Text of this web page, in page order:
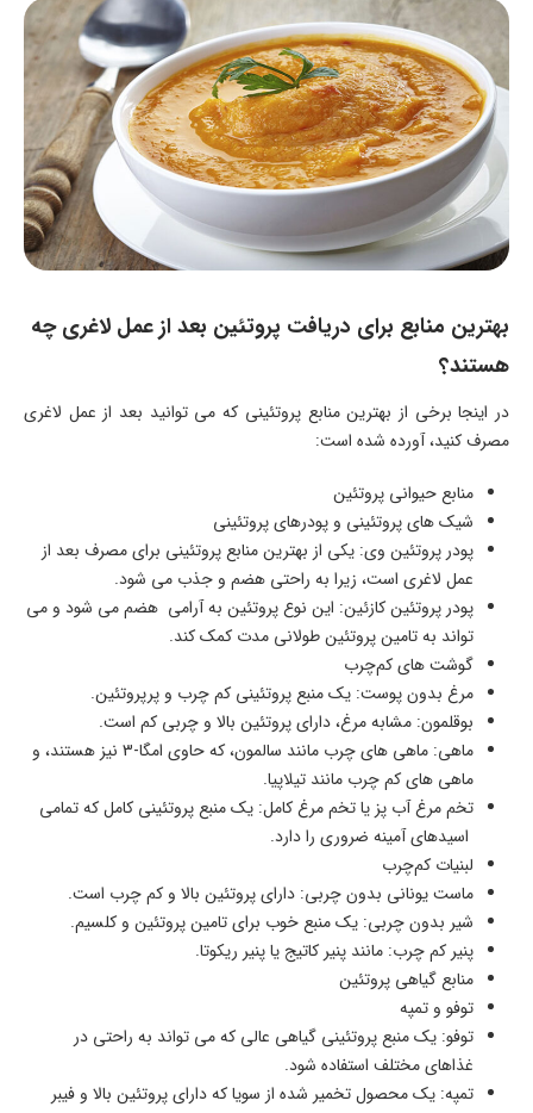
بهترین منابع برای دریافت پروتئین بعد از عمل لاغری چه
هستند؟
در اینجا برخی از بهترین منابع پروتئینی که می ‌توانید بعد از عمل لاغری
مصرف کنید، آورده شده است:
منابع حیوانی پروتئین
شیک ‌های پروتئینی و پودرهای پروتئینی
پودر پروتئین وی: یکی از بهترین منابع پروتئینی برای مصرف بعد از
عمل لاغری است، زیرا به راحتی هضم و جذب می ‌شود.
پودر پروتئین کازئین: این نوع پروتئین به آرامی هضم می ‌شود و می
‌تواند به تامین پروتئین طولانی ‌مدت کمک کند.
گوشت ‌های کم‌چرب
مرغ بدون پوست: یک منبع پروتئینی کم ‌چرب و پرپروتئین.
بوقلمون: مشابه مرغ، دارای پروتئین بالا و چربی کم است.
ماهی: ماهی ‌های چرب مانند سالمون، که حاوی امگا-3 نیز هستند، و
ماهی ‌های کم ‌چرب مانند تیلاپیا.
تخم ‌مرغ آب ‌پز یا تخم ‌مرغ کامل: یک منبع پروتئینی کامل که تمامی
اسیدهای آمینه ضروری را دارد.
لبنیات کم‌چرب
ماست یونانی بدون چربی: دارای پروتئین بالا و کم‌ چرب است.
شیر بدون چربی: یک منبع خوب برای تامین پروتئین و کلسیم.
پنیر کم‌ چرب: مانند پنیر کاتیج یا پنیر ریکوتا.
منابع گیاهی پروتئین
توفو و تمپه
توفو: یک منبع پروتئینی گیاهی عالی که می ‌تواند به راحتی در
غذاهای مختلف استفاده شود.
تمپه: یک محصول تخمیر شده از سویا که دارای پروتئین بالا و فیبر